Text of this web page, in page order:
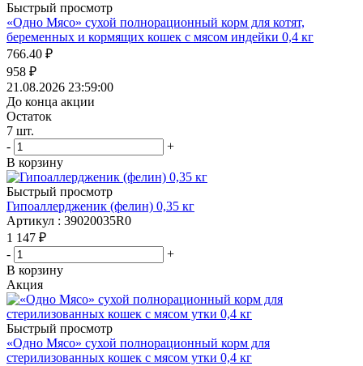
Быстрый просмотр
«Одно Мясо» сухой полнорационный корм для котят,
беременных и кормящих кошек с мясом индейки 0,4 кг
766.40 ₽
958 ₽
21.08.2026 23:59:00
До конца акции
Остаток
7 шт.
-
+
В корзину
Быстрый просмотр
Гипоаллердженик (фелин) 0,35 кг
Артикул : 39020035R0
1 147 ₽
-
+
В корзину
Акция
Быстрый просмотр
«Одно Мясо» сухой полнорационный корм для
стерилизованных кошек с мясом утки 0,4 кг